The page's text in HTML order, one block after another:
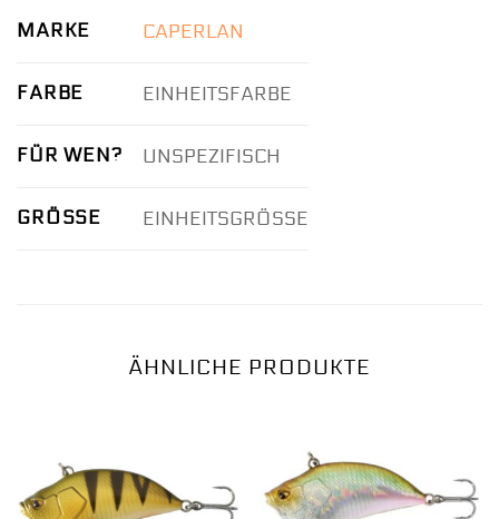
MARKE CAPERLAN
FARBE EINHEITSFARBE
FÜR WEN? UNSPEZIFISCH
GRÖSSE EINHEITSGRÖSSE
ÄHNLICHE PRODUKTE